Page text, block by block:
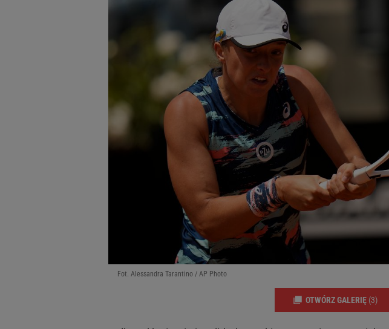
Fot. Alessandra Tarantino / AP Photo
OTWÓRZ GALERIĘ (3)